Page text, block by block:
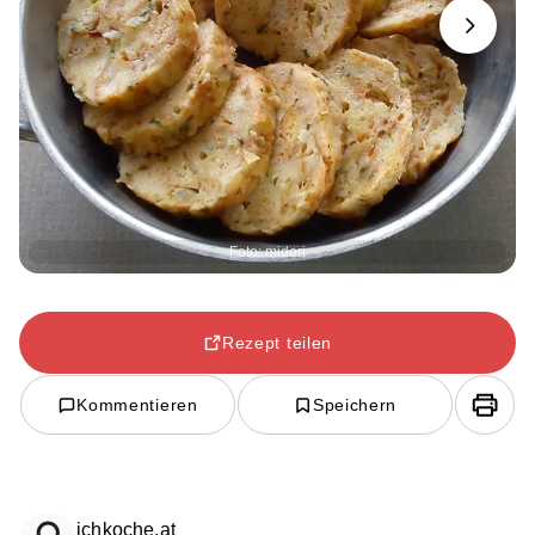
Foto: midori
Next
Rezept teilen
Kommentieren Speichern
ichkoche.at